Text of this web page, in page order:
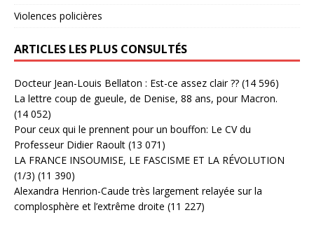
Violences policières
ARTICLES LES PLUS CONSULTÉS
Docteur Jean-Louis Bellaton : Est-ce assez clair ?? (14 596)
La lettre coup de gueule, de Denise, 88 ans, pour Macron.
(14 052)
Pour ceux qui le prennent pour un bouffon: Le CV du
Professeur Didier Raoult (13 071)
LA FRANCE INSOUMISE, LE FASCISME ET LA RÉVOLUTION
(1/3) (11 390)
Alexandra Henrion-Caude très largement relayée sur la
complosphère et l’extrême droite (11 227)